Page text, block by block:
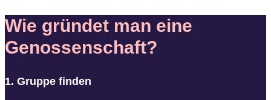
Wie gründet man eine
Genossenschaft?
1. Gruppe finden